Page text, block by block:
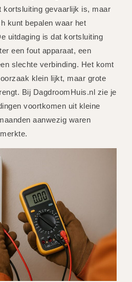
kortsluiting gevaarlijk is, maar
kunt bepalen waar het
uitdaging is dat kortsluiting
een fout apparaat, een
slechte verbinding. Het komt
klein lijkt, maar grote
Bij DagdroomHuis.nl zie je
voortkomen uit kleine
aanwezig waren